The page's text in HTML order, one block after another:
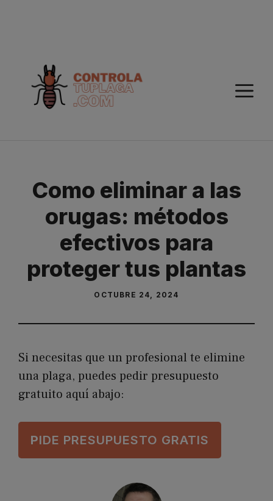
contenido
Como eliminar a las
orugas: métodos
efectivos para
proteger tus plantas
OCTUBRE 24, 2024
Si necesitas que un profesional te elimine
una plaga, puedes pedir presupuesto
gratuito aquí abajo:
PIDE PRESUPUESTO GRATIS